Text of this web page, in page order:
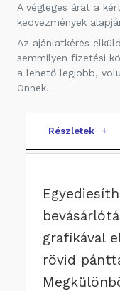
A végleges árat a
kedvezmények
Az ajánlatkérés
semmilyen fizetési
a lehető legjobb,
Önnek.
Részletek +
grafikával
rövid